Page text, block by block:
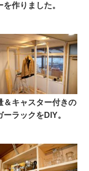
を作りました。
＆キャスター付きの
ーラックをDIY。